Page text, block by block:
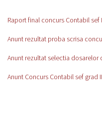
Raport final concurs Contabil sef
Anunt rezultat proba scrisa
Anunt rezultat selectia dosarelor
Anunt Concurs Contabil sef grad